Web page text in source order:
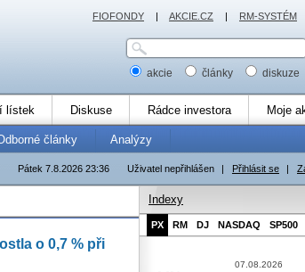
akcie články diskuze
lístek Diskuse Rádce investora Moje
články Analýzy
Uživatel nepřihlášen | Přihlásit se |
Pátek 7.8.2026 23:36
o 0,7 % při
Indexy
PX RM DJ NASDAQ SP500
07.08.2026
FIOFONDY | AKCIE.CZ | RM-SYSTÉM